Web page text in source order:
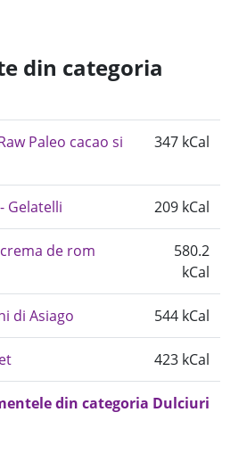
din categoria
Paleo cacao si
347 kCal
Gelatelli 209 kCal
de rom
580.2
kCal
di Asiago 544 kCal
423 kCal
din categoria Dulciuri